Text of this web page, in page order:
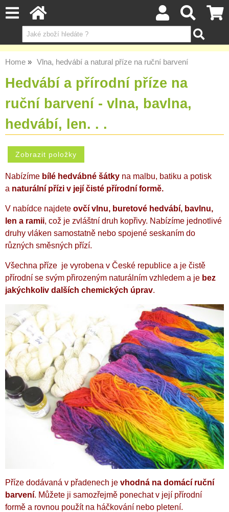
Home Vlna, hedvábí a natural příze na ruční barvení
Hedvábí a přírodní příze na
ruční barvení - vlna, bavlna,
hedvábí, len. . .
Nabízíme bílé hedvábné šátky na malbu, batiku a potisk
a naturální přízi v její čisté přírodní formě.
V nabídce najdete ovčí vlnu, buretové hedvábí, bavlnu,
len a ramii, což je zvláštní druh kopřivy. Nabízíme jednotlivé
druhy vláken samostatně nebo spojené seskaním do
různých směsných přízí.
Všechna příze je vyrobena v České republice a je čistě
přírodní se svým přirozeným naturálním vzhledem a je bez
jakýchkoliv dalších chemických úprav.
Příze dodávaná v přadenech je vhodná na domácí ruční
barvení. Můžete ji samozřejmě ponechat v její přírodní
formě a rovnou použít na háčkování nebo pletení.